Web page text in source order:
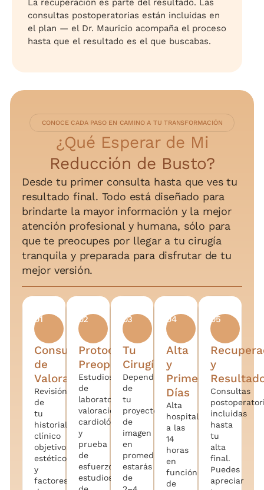
La recuperación es parte del resultado. Las
consultas postoperatorias están incluidas en
el plan — el Dr. Mauricio acompaña el proceso
hasta que el resultado es el que buscabas.
CONOCE CADA PASO EN CAMINO A TU TRANSFORMACIÓN
¿Qué Esperar de Mi
Reducción de Busto?
Desde tu primer consulta hasta que ves tu
resultado final. Todo está diseñado para
brindarte la mayor información y la mejor
atención profesional y humana, sólo para
que te preocupes por llegar a tu cirugía
tranquila y preparada para disfrutar de tu
mejor versión.
01
Consulta
de
Valoración
Revisión
de
tu
historial
clínico
objetivos
estéticos
y
factores
02
Protocolo
Preoperatorio
Estudios
de
laboratorio,
valoración
cardiológica
y
prueba
de
esfuerzo,
estudios
03
Tu
Cirugía
Dependiendo
de
tu
proyecto
de
imagen
en
promedio
estarás
de
04
Alta
y
Primeros
Días
Alta
hospitalaria
a las
14
horas
en
función
de
05
y
Consultas
incluidas
hasta
tu
alta
final.
Puedes
apreciar